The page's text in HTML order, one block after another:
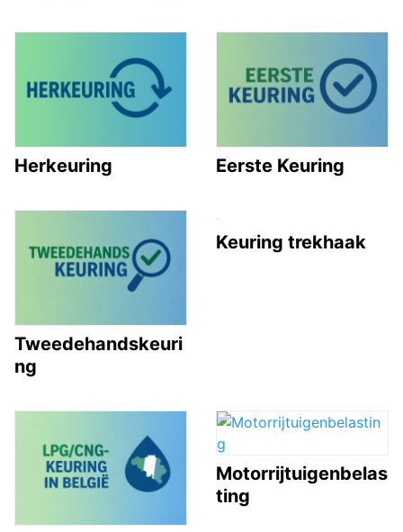
Herkeuring Eerste Keuring
Tweedehandskeuri
ng
Keuring trekhaak
Motorrijtuigenbelas
ting